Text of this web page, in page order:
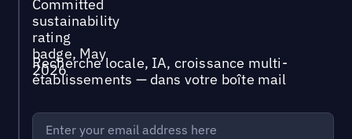
Recherche locale, IA, croissance multi-
établissements — dans votre boîte mail